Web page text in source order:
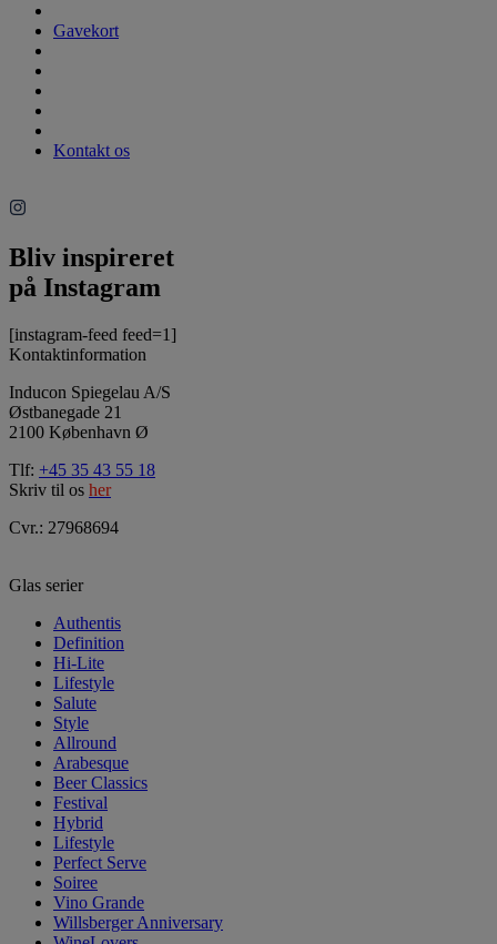
Gavekort
Kontakt os
Bliv inspireret
på Instagram
[instagram-feed feed=1]
Kontaktinformation
Inducon Spiegelau A/S
Østbanegade 21
2100 København Ø
Tlf: +45 35 43 55 18
Skriv til os her
Cvr.: 27968694
Glas serier
Authentis
Definition
Hi-Lite
Lifestyle
Salute
Style
Allround
Arabesque
Beer Classics
Festival
Hybrid
Lifestyle
Perfect Serve
Soiree
Vino Grande
Willsberger Anniversary